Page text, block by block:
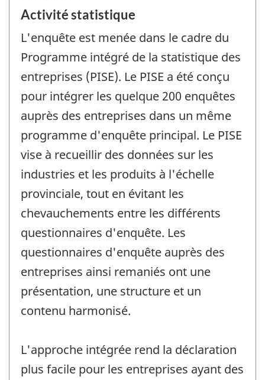
Activité statistique
L'enquête est menée dans le cadre du
Programme intégré de la statistique des
entreprises (PISE). Le PISE a été conçu
pour intégrer les quelque 200 enquêtes
auprès des entreprises dans un même
programme d'enquête principal. Le PISE
vise à recueillir des données sur les
industries et les produits à l'échelle
provinciale, tout en évitant les
chevauchements entre les différents
questionnaires d'enquête. Les
questionnaires d'enquête auprès des
entreprises ainsi remaniés ont une
présentation, une structure et un
contenu harmonisé.
L'approche intégrée rend la déclaration
plus facile pour les entreprises ayant des